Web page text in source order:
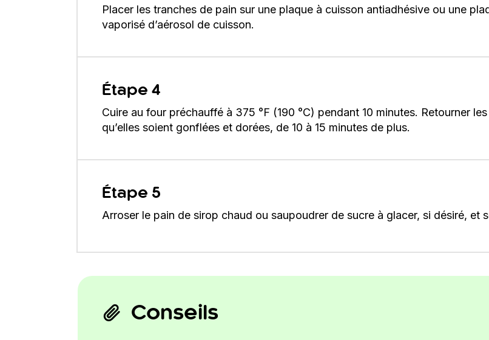
Placer les tranches de pain sur une plaque à cuisson antiadhésive ou une
vaporisé d’aérosol de cuisson.
Étape 4
Cuire au four préchauffé à 375 °F (190 °C) pendant 10 minutes. Retourner
qu’elles soient gonflées et dorées, de 10 à 15 minutes de plus.
Étape 5
Arroser le pain de sirop chaud ou saupoudrer de sucre à glacer, si désiré, et
Conseils